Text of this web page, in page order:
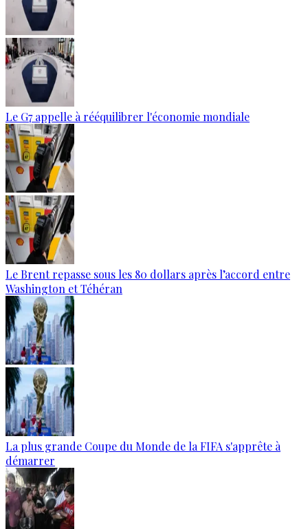
Le G7 appelle à rééquilibrer l'économie mondiale
Le Brent repasse sous les 80 dollars après l’accord entre
Washington et Téhéran
La plus grande Coupe du Monde de la FIFA s'apprête à
démarrer